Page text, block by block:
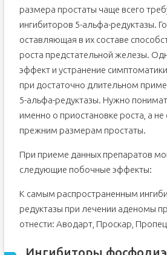
размера простаты чаще всего
ингибиторов 5-альфа-редуктазы.
оставляющая в их составе
роста предстательной железы.
эффект и устранение
при достаточно длительном
5-альфа-редуктазы. Нужно
именно о приостановке роста, а
прежним размерам простаты.
При приеме данных препаратов
следующие побочные эффекты:
К самым распространенным
редуктазы при лечении аденомы
отнести: Аводарт, Проскар,